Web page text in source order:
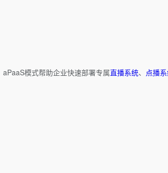
aPaaS模式帮助企业快速部署专属直播系统、 点播